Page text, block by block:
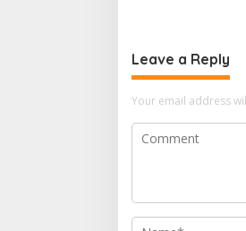
Leave a Reply
Your email address